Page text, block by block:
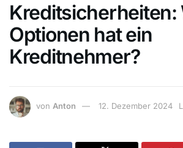
Kreditsicherheiten:
Optionen hat ein
Kreditnehmer?
von Anton 12. Dezember 2024